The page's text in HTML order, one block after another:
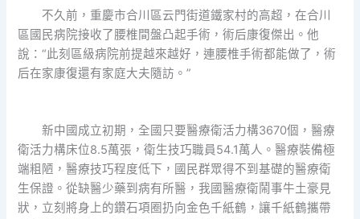
不久前，重慶市合川區云門街道鐵家村的高超，在合川
區國民病院接收了腰椎間盤凸起手術，術后康復傑出。他
說：“此刻區級病院前提越來越好，連腰椎手術都能做了，術
后在家康復還有家庭大夫隨訪。”
新中國成立初期，全國只要醫療衛活力構3670個，醫療
衛活力構床位8.5萬張，衛生技巧職員54.1萬人。醫療裝備極
端粗陋，醫療技巧程度低下，國民群眾得不到基礎的醫療衛
生保證。從缺醫少藥到病有所醫，我國醫療衛鬧事牛土豪見
狀，立刻將身上的鑽石項圈扔向金色千紙鶴，讓千紙鶴攜帶